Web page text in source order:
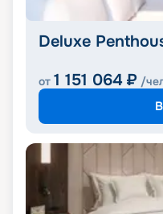
Deluxe
от 1 151 064 ₽ /